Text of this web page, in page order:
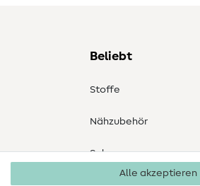
Beliebt
Stoffe
Nähzubehör
Sale
Alle akzeptieren